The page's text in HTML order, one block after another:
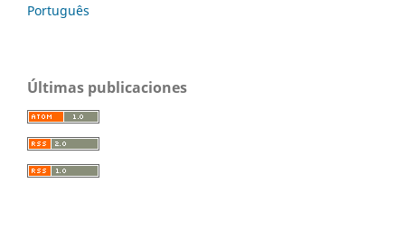
Português
Últimas publicaciones